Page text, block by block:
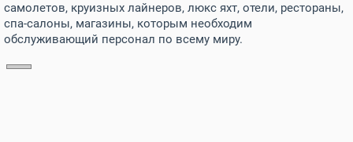
самолетов, круизных лайнеров, люкс яхт, отели, рестораны,
спа-салоны, магазины, которым необходим
обслуживающий персонал по всему миру.